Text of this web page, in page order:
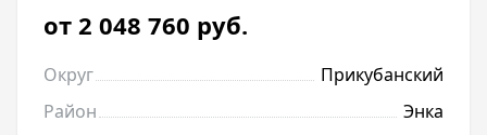
от 2 048 760 руб.
Округ
Прикубанский
Район
Энка